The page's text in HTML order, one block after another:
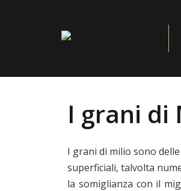
I grani di
I grani di milio sono
superficiali, talvolta
la somiglianza con il